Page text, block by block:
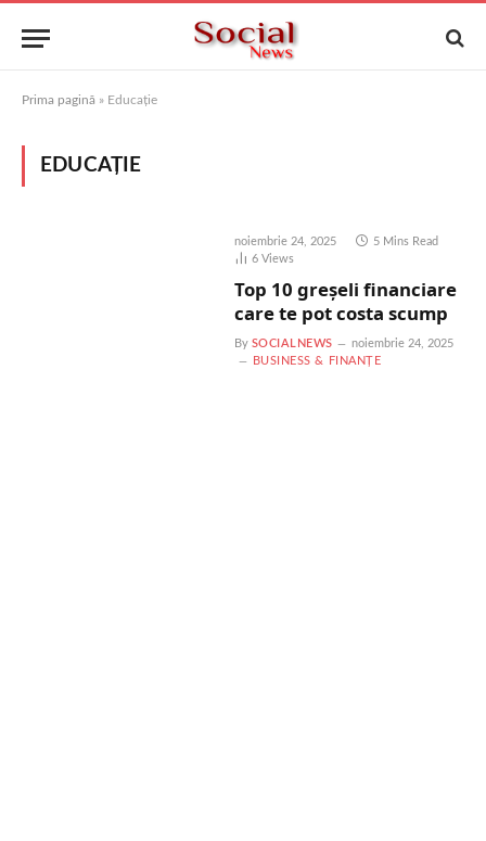
Prima pagină » Educație
EDUCAȚIE
noiembrie 24, 2025
5 Mins Read
6 Views
Top 10 greșeli financiare
care te pot costa scump
By SOCIALNEWS
noiembrie 24, 2025
BUSINESS & FINANȚE